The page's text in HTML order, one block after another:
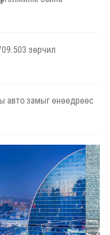
зөрчил
авто замыг өнөөдрөөс
онд шинэ ДЦС-тай
өдөрт
цуцлагдлаа